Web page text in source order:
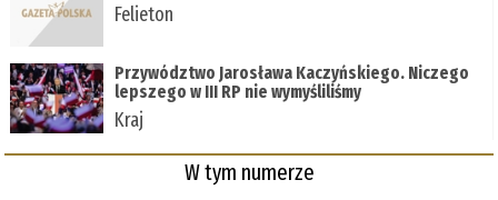
Felieton
Przywództwo Jarosława Kaczyńskiego. Niczego
lepszego w III RP nie wymyśliliśmy
Kraj
W tym numerze